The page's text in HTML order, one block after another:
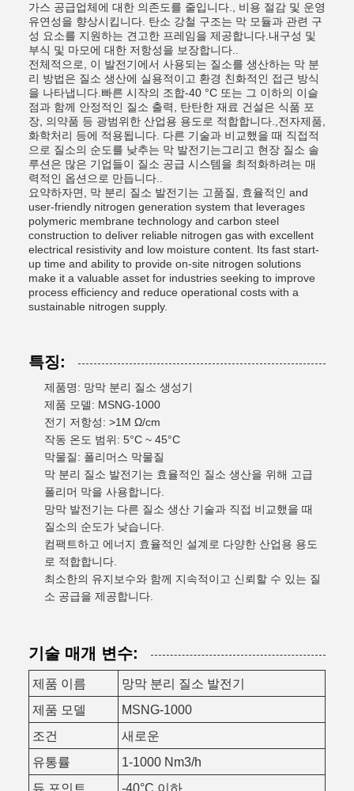
가스 공급업체에 대한 의존도를 줄입니다., 비용 절감 및 운영
유연성을 향상시킵니다. 탄소 강철 구조는 막 모듈과 관련 구
성 요소를 지원하는 견고한 프레임을 제공합니다.내구성 및
부식 및 마모에 대한 저항성을 보장합니다..
전체적으로, 이 발전기에서 사용되는 질소를 생산하는 막 분
리 방법은 질소 생산에 실용적이고 환경 친화적인 접근 방식
을 나타냅니다.빠른 시작의 조합-40 °C 또는 그 이하의 이슬
점과 함께 안정적인 질소 출력, 탄탄한 재료 건설은 식품 포
장, 의약품 등 광범위한 산업용 용도로 적합합니다.,전자제품,
화학처리 등에 적용됩니다. 다른 기술과 비교했을 때 직접적
으로 질소의 순도를 낮추는 막 발전기는그리고 현장 질소 솔
루션은 많은 기업들이 질소 공급 시스템을 최적화하려는 매
력적인 옵션으로 만듭니다..
요약하자면, 막 분리 질소 발전기는 고품질, 효율적인 and
user-friendly nitrogen generation system that leverages
polymeric membrane technology and carbon steel
construction to deliver reliable nitrogen gas with excellent
electrical resistivity and low moisture content. Its fast start-
up time and ability to provide on-site nitrogen solutions
make it a valuable asset for industries seeking to improve
process efficiency and reduce operational costs with a
sustainable nitrogen supply.
특징:
제품명: 망막 분리 질소 생성기
제품 모델: MSNG-1000
전기 저항성: >1M Ω/cm
작동 온도 범위: 5°C ~ 45°C
막물질: 폴리머스 막물질
막 분리 질소 발전기는 효율적인 질소 생산을 위해 고급
폴리머 막을 사용합니다.
망막 발전기는 다른 질소 생산 기술과 직접 비교했을 때
질소의 순도가 낮습니다.
컴팩트하고 에너지 효율적인 설계로 다양한 산업용 용도
로 적합합니다.
최소한의 유지보수와 함께 지속적이고 신뢰할 수 있는 질
소 공급을 제공합니다.
기술 매개 변수:
제품 이름
망막 분리 질소 발전기
제품 모델
MSNG-1000
조건
새로운
유통률
1-1000 Nm3/h
듀 포인트
-40°C 이하